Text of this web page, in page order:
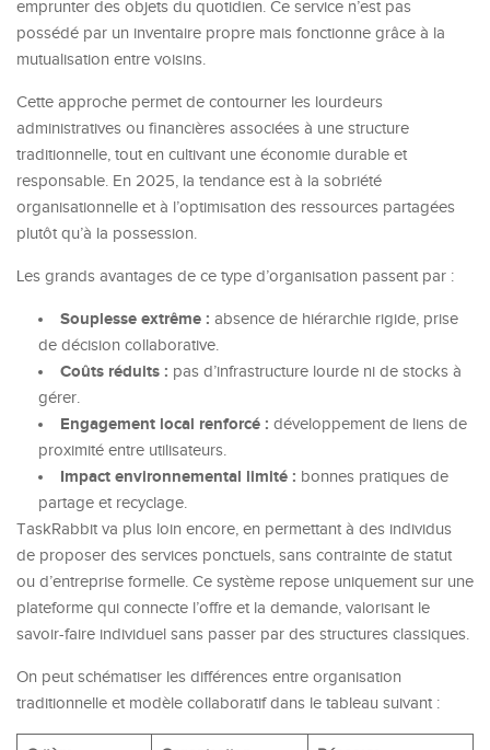
emprunter des objets du quotidien. Ce service n’est pas
possédé par un inventaire propre mais fonctionne grâce à la
mutualisation entre voisins.
Cette approche permet de contourner les lourdeurs
administratives ou financières associées à une structure
traditionnelle, tout en cultivant une économie durable et
responsable. En 2025, la tendance est à la sobriété
organisationnelle et à l’optimisation des ressources partagées
plutôt qu’à la possession.
Les grands avantages de ce type d’organisation passent par :
Souplesse extrême : absence de hiérarchie rigide, prise
de décision collaborative.
Coûts réduits : pas d’infrastructure lourde ni de stocks à
gérer.
Engagement local renforcé : développement de liens de
proximité entre utilisateurs.
Impact environnemental limité : bonnes pratiques de
partage et recyclage.
TaskRabbit va plus loin encore, en permettant à des individus
de proposer des services ponctuels, sans contrainte de statut
ou d’entreprise formelle. Ce système repose uniquement sur une
plateforme qui connecte l’offre et la demande, valorisant le
savoir-faire individuel sans passer par des structures classiques.
On peut schématiser les différences entre organisation
traditionnelle et modèle collaboratif dans le tableau suivant :